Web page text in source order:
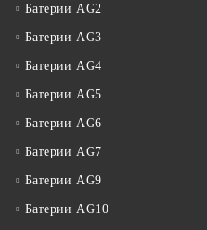
Батерии AG2
Батерии AG3
Батерии AG4
Батерии AG5
Батерии AG6
Батерии AG7
Батерии AG9
Батерии AG10